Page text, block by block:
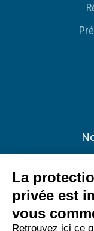
La
privée est
vous
Retrouvez ici ce